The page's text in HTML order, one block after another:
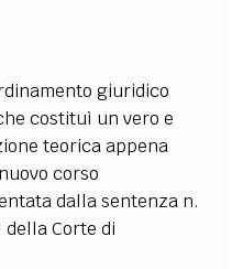
giuridico
costituì un vero e
teorica appena
corso
dalla sentenza n.
della Corte di